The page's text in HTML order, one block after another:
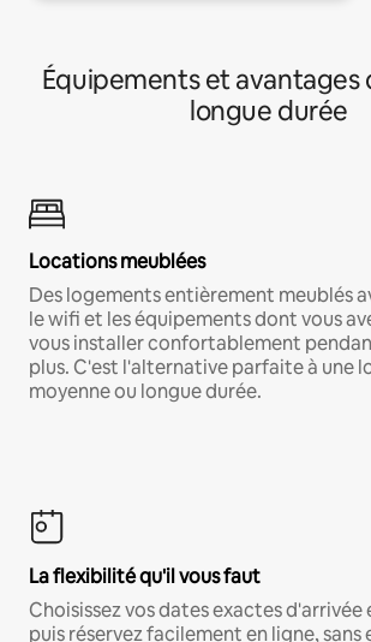
Équipements et avantages
longue durée
Locations meublées
Des logements entièrement meublés
le wifi et les équipements dont vous
vous installer confortablement
plus. C'est l'alternative parfaite à une
moyenne ou longue durée.
La flexibilité qu'il vous faut
Choisissez vos dates exactes
puis réservez facilement en ligne,